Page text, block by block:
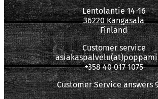
Lentolantie 14-16
36220 Kangasala
Finland
Customer service
+358 40 017 1075
Customer Service answers